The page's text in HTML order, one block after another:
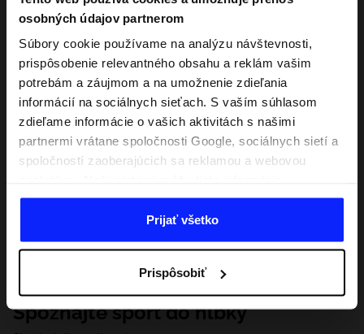
osobných údajov partnerom
Súbory cookie používame na analýzu návštevnosti,
prispôsobenie relevantného obsahu a reklám vašim
potrebám a záujmom a na umožnenie zdieľania
informácií na sociálnych sieťach. S vaším súhlasom
zdieľame informácie o vašich aktivitách s našimi
partnermi vrátane spoločnosti Google, sociálnych sietí a
spoločností zaoberajúcich sa reklamou a webovou
kombinovať s inými, ktoré poskytnete mimo tejto
webovej stránky, ako aj s údajmi, ktoré získajú v
dôsledku vášho používania ich služieb. S vaším
našim partnerom, aby sme zacielili a zlepšili spôsob
zobrazovania online reklamy, vykonali analytický
prieskum, upravili obsah a zlepšili riešenia ponúkané
Prijať všetko
Prispôsobiť
Spoznajte šport do hĺbky